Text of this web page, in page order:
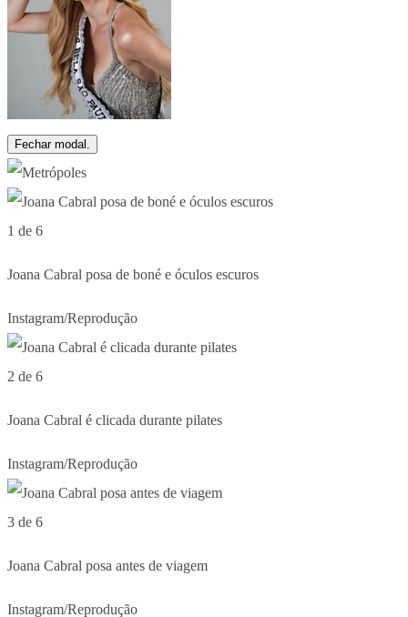
Fechar modal.
1 de 6
Joana Cabral posa de boné e óculos escuros
Instagram/Reprodução
2 de 6
Joana Cabral é clicada durante pilates
Instagram/Reprodução
3 de 6
Joana Cabral posa antes de viagem
Instagram/Reprodução